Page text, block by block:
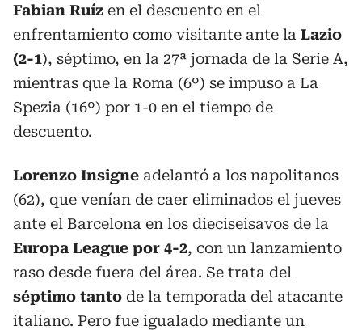
Fabian Ruíz en el descuento en el
enfrentamiento como visitante ante la Lazio
(2-1), séptimo, en la 27ª jornada de la Serie A,
mientras que la Roma (6º) se impuso a La
Spezia (16º) por 1-0 en el tiempo de
descuento.
Lorenzo Insigne adelantó a los napolitanos
(62), que venían de caer eliminados el jueves
ante el Barcelona en los dieciseisavos de la
Europa League por 4-2, con un lanzamiento
raso desde fuera del área. Se trata del
séptimo tanto de la temporada del atacante
italiano. Pero fue igualado mediante un